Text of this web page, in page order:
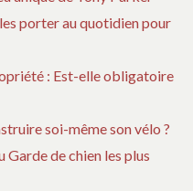
porter au quotidien pour
: Est-elle obligatoire
soi-même son vélo ?
Garde de chien les plus